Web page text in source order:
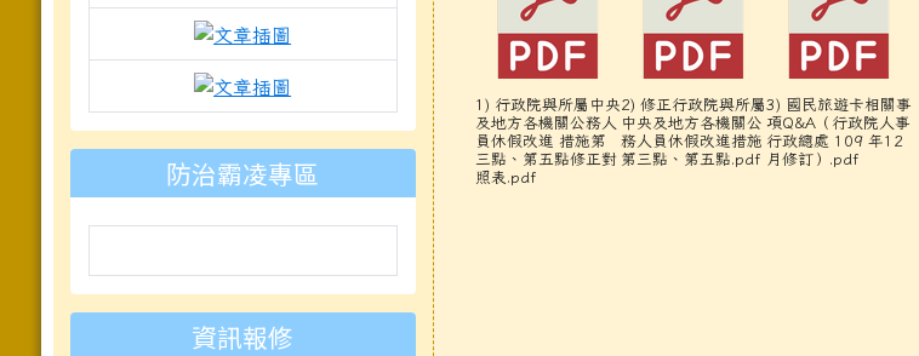
link to https://isafeevent.moe.edu.tw/ _blan
link to https://prepare.mnd.gov.tw/ _blank
link to https://padlet.com/chimei07_3/b612-3ig4s4mcdois7svo _blank
防治霸凌專區
資訊報修
1) 行政院與所屬中央
及地方各機關公務人
員休假改進 措施第
三點、第五點修正對
照表.pdf
2) 修正行政院與所屬
中央及地方各機關公
務人員休假改進措施
第三點、第五點.pdf
3) 國民旅遊卡相關事
項Q&A（行政院人事
行政總處 109 年12
月修訂）.pdf